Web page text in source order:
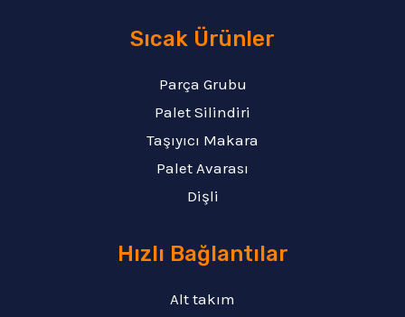
Sıcak Ürünler
Parça Grubu
Palet Silindiri
Taşıyıcı Makara
Palet Avarası
Dişli
Hızlı Bağlantılar
Alt takım